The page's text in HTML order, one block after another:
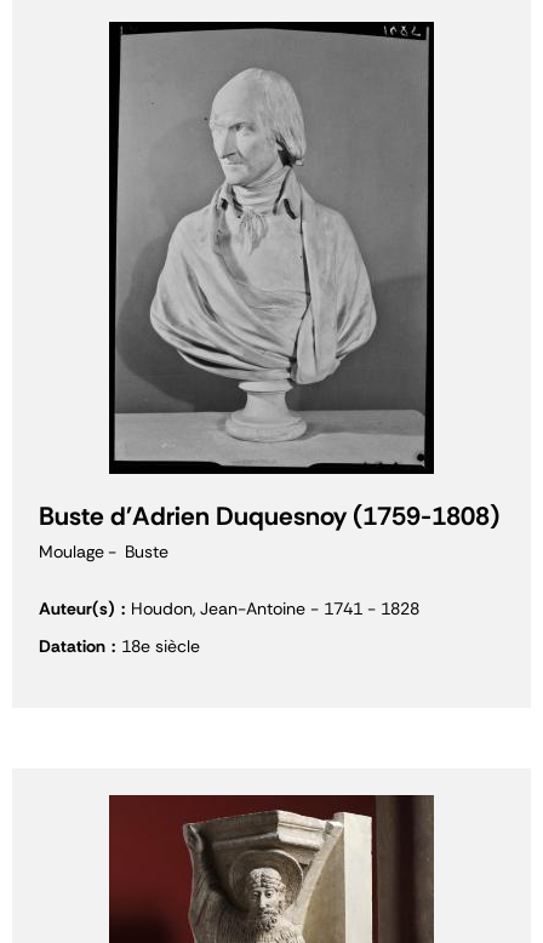
Buste d'Adrien Duquesnoy (1759-1808)
Moulage Buste
Auteur(s)
Houdon, Jean-Antoine - 1741 - 1828
Datation
18e siècle